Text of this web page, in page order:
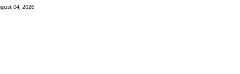
04, 2026